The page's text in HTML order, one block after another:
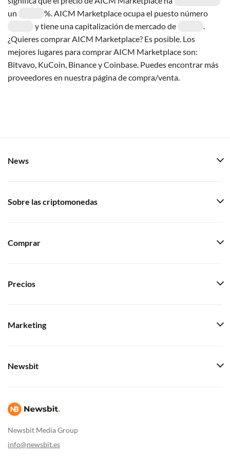
un
%. AICM Marketplace ocupa el puesto número
y tiene una capitalización de mercado de
.
¿Quieres comprar AICM Marketplace? Es posible. Los
mejores lugares para comprar AICM Marketplace son:
Bitvavo, KuCoin, Binance y Coinbase. Puedes encontrar más
proveedores en nuestra página de compra/venta.
Newsbit Media Group
info@newsbit.es
News
Sobre las criptomonedas
Comprar
Precios
Marketing
Newsbit